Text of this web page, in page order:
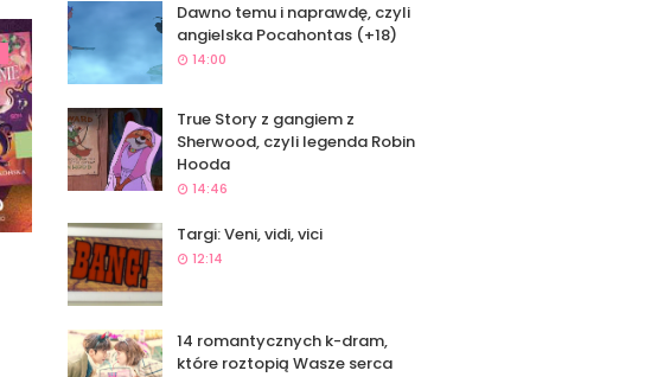
Dawno temu i naprawdę, czyli
angielska Pocahontas (+18)
14:00
True Story z gangiem z
Sherwood, czyli legenda Robin
Hooda
14:46
Targi: Veni, vidi, vici
12:14
14 romantycznych k-dram,
które roztopią Wasze serca